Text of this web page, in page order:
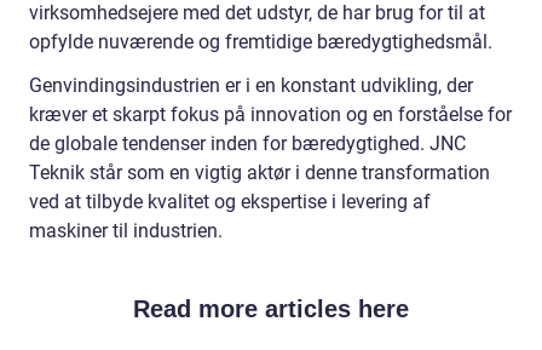
virksomhedsejere med det udstyr, de har brug for til at
opfylde nuværende og fremtidige bæredygtighedsmål.
Genvindingsindustrien er i en konstant udvikling, der
kræver et skarpt fokus på innovation og en forståelse for
de globale tendenser inden for bæredygtighed. JNC
Teknik står som en vigtig aktør i denne transformation
ved at tilbyde kvalitet og ekspertise i levering af
maskiner til industrien.
Read more articles here